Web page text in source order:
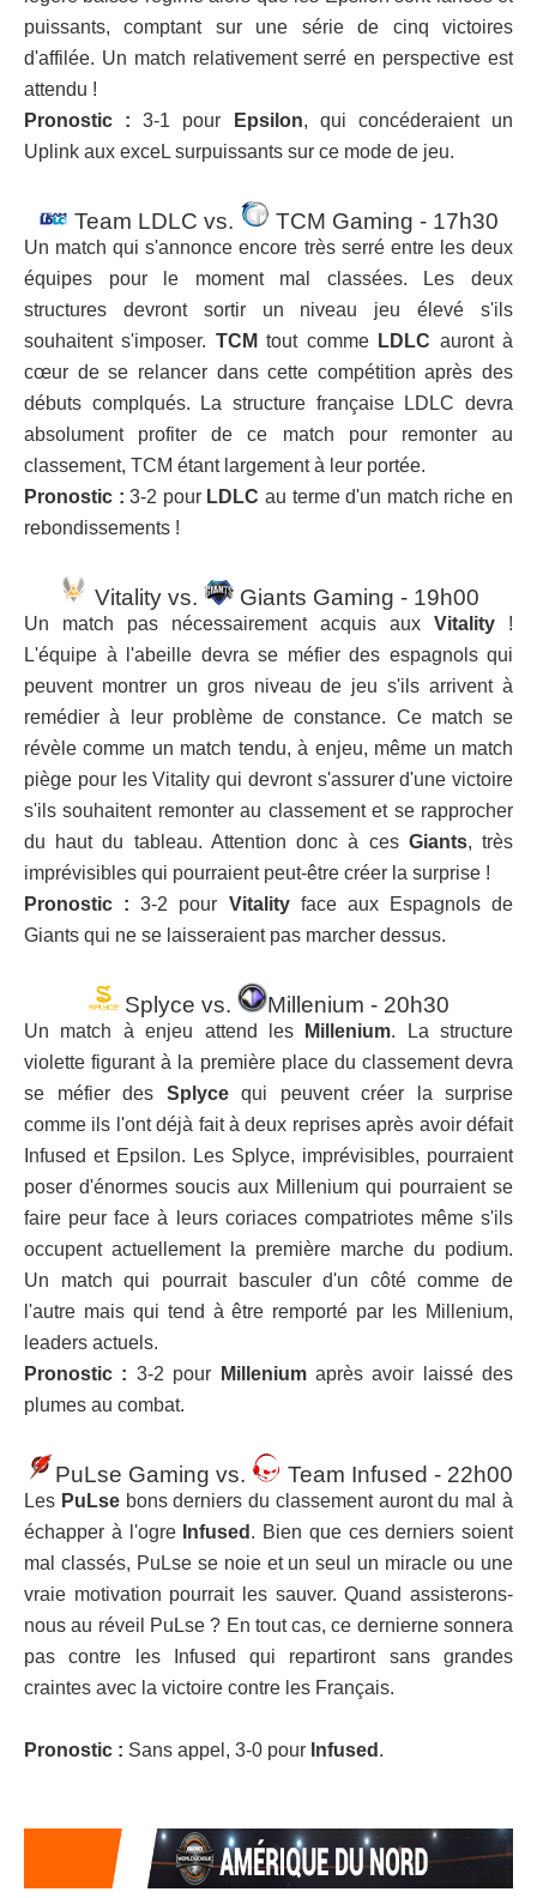
puissants, comptant sur une série de cinq victoires
d'affilée. Un match relativement serré en perspective est
attendu !
Pronostic :
3-1 pour Epsilon, qui concéderaient un
Uplink aux exceL surpuissants sur ce mode de jeu.
Team LDLC vs. TCM Gaming - 17h30
Un match qui s'annonce encore très serré entre les deux
équipes pour le moment mal classées. Les deux
structures devront sortir un niveau jeu élevé s'ils
souhaitent s'imposer. TCM tout comme LDLC auront à
cœur de se relancer dans cette compétition après des
débuts complqués. La structure française LDLC devra
absolument profiter de ce match pour remonter au
classement, TCM étant largement à leur portée.
Pronostic : 3-2 pour LDLC au terme d'un match riche en
rebondissements !
Vitality vs. Giants Gaming - 19h00
Un match pas nécessairement acquis aux Vitality !
L'équipe à l'abeille devra se méfier des espagnols qui
peuvent montrer un gros niveau de jeu s'ils arrivent à
remédier à leur problème de constance. Ce match se
révèle comme un match tendu, à enjeu, même un match
piège pour les Vitality qui devront s'assurer d'une victoire
s'ils souhaitent remonter au classement et se rapprocher
du haut du tableau. Attention donc à ces Giants, très
imprévisibles qui pourraient peut-être créer la surprise !
Pronostic : 3-2 pour Vitalityface aux Espagnols de
Giants qui ne se laisseraient pas marcher dessus.
Splyce vs. Millenium - 20h30
Un match à enjeu attend les Millenium. La structure
violette figurant à la première place du classement devra
se méfier des Splycequi peuvent créer la surprise
comme ils l'ont déjà fait à deux reprises après avoir défait
Infused et Epsilon. Les Splyce, imprévisibles, pourraient
poser d'énormes soucis aux Millenium qui pourraient se
faire peur face à leurs coriaces compatriotes même s'ils
occupent actuellement la première marche du podium.
Un match qui pourrait basculer d'un côté comme de
l'autre mais qui tend à être remporté par les Millenium,
leaders actuels.
Pronostic : 3-2 pour Milleniumaprès avoir laissé des
plumes au combat.
PuLse Gaming vs. Team Infused - 22h00
Les PuLsebons derniers du classement auront du mal à
échapper à l'ogre Infused . Bien que ces derniers soient
mal classés, PuLse se noie et un seul un miracle ou une
vraie motivation pourrait les sauver. Quand assisterons-
nous au réveil PuLse ? En tout cas, ce dernierne sonnera
pas contre les Infused qui repartiront sans grandes
craintes avec la victoire contre les Français.
Pronostic : Sans appel, 3-0 pour Infused .